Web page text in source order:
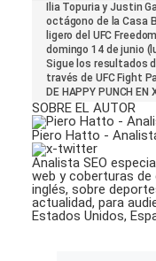
seconds
43
seconds
Ilia Topuria y Justin
octágono de la Casa
ligero del UFC
domingo 14 de junio
Sigue los resultados
través de UFC Fight
DE HAPPY PUNCH
SOBRE EL AUTOR
Piero Hatto -
Analista SEO
web y coberturas de
inglés, sobre
actualidad, para
Estados Unidos,